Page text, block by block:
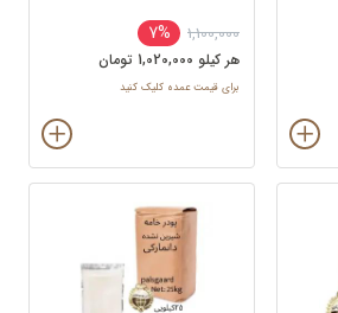
1,100,000
7%
هر کيلو 1,020,000 تومان
برای قیمت عمده کلیک کنید